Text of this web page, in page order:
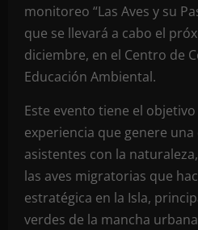
monitoreo “Las Aves y su
que se llevará a cabo el
diciembre, en el Centro de
Educación Ambiental.
Este evento tiene el
experiencia que genere
asistentes con la
las aves migratorias que
estratégica en la Isla,
verdes de la mancha